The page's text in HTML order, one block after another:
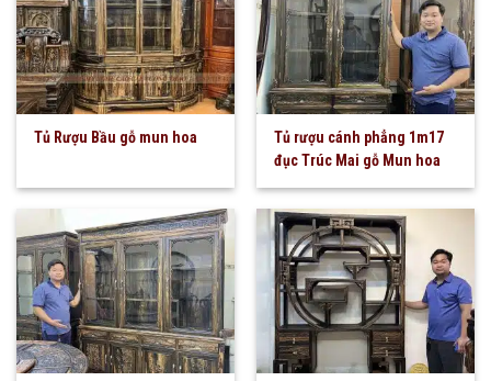
Tủ Rượu Bầu gỗ mun hoa
Tủ rượu cánh phẳng 1m17
đục Trúc Mai gỗ Mun hoa